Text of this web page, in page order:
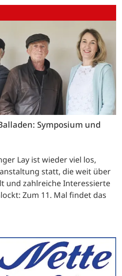
Symposium und
Lay ist wieder viel los,
statt, die weit über
und zahlreiche Interessierte
Zum 11. Mal findet das